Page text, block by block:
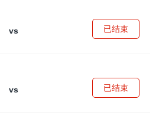
vs
已结束
vs
已结束